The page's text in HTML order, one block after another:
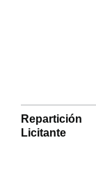
Repartición
Licitante